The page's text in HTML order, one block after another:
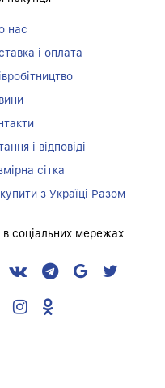
нас
і оплата
і відповіді
сітка
з Україці Разом
соціальних мережах